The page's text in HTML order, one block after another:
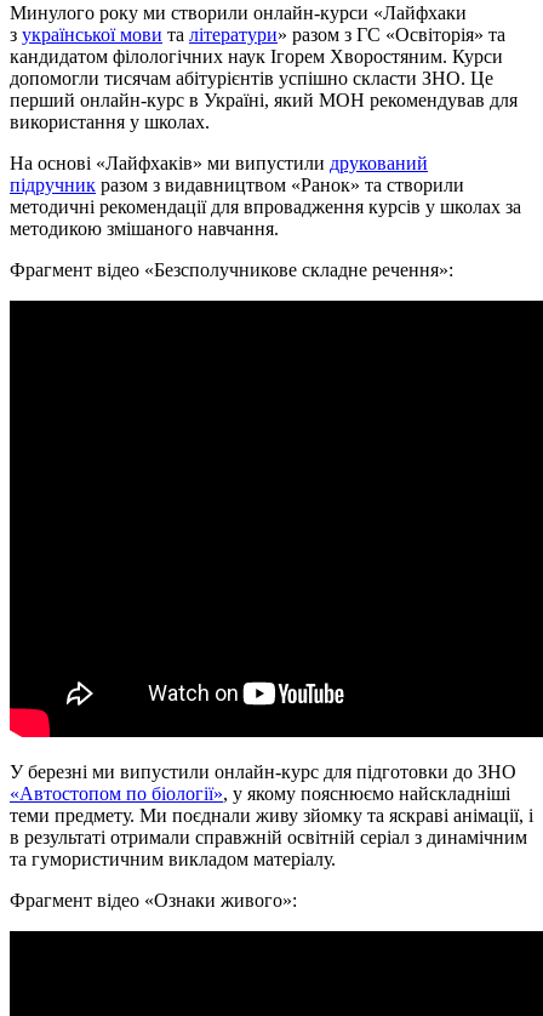
Минулого року ми створили онлайн-курси «Лайфхаки
з української мови та літератури» разом з ГС «Освіторія» та
кандидатом філологічних наук Ігорем Хворостяним. Курси
допомогли тисячам абітурієнтів успішно скласти ЗНО. Це
перший онлайн-курс в Україні, який МОН рекомендував для
використання у школах.
На основі «Лайфхаків» ми випустили друкований
підручник разом з видавництвом «Ранок» та створили
методичні рекомендації для впровадження курсів у школах за
методикою змішаного навчання.
Фрагмент відео «Безсполучникове складне речення»:
У березні ми випустили онлайн-курс для підготовки до ЗНО
«Автостопом по біології», у якому пояснюємо найскладніші
теми предмету. Ми поєднали живу зйомку та яскраві анімації, і
в результаті отримали справжній освітній серіал з динамічним
та гумористичним викладом матеріалу.
Фрагмент відео «Ознаки живого»: